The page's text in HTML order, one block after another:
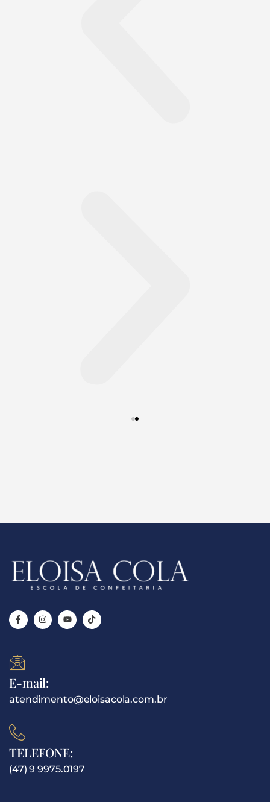
E-mail:
atendimento@eloisacola.com.br
TELEFONE:
(47) 9 9975.0197